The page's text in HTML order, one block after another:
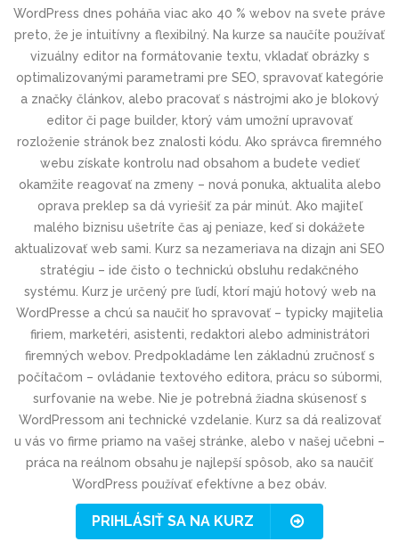
WordPress dnes poháňa viac ako 40 % webov na svete práve
preto, že je intuitívny a flexibilný. Na kurze sa naučíte používať
vizuálny editor na formátovanie textu, vkladať obrázky s
optimalizovanými parametrami pre SEO, spravovať kategórie
a značky článkov, alebo pracovať s nástrojmi ako je blokový
editor či page builder, ktorý vám umožní upravovať
rozloženie stránok bez znalosti kódu. Ako správca firemného
webu získate kontrolu nad obsahom a budete vedieť
okamžite reagovať na zmeny – nová ponuka, aktualita alebo
oprava preklep sa dá vyriešiť za pár minút. Ako majiteľ
malého biznisu ušetríte čas aj peniaze, keď si dokážete
aktualizovať web sami. Kurz sa nezameriava na dizajn ani SEO
stratégiu – ide čisto o technickú obsluhu redakčného
systému. Kurz je určený pre ľudí, ktorí majú hotový web na
WordPresse a chcú sa naučiť ho spravovať – typicky majitelia
firiem, marketéri, asistenti, redaktori alebo administrátori
firemných webov. Predpokladáme len základnú zručnosť s
počítačom – ovládanie textového editora, prácu so súbormi,
surfovanie na webe. Nie je potrebná žiadna skúsenosť s
WordPressom ani technické vzdelanie. Kurz sa dá realizovať
u vás vo firme priamo na vašej stránke, alebo v našej učebni –
práca na reálnom obsahu je najlepší spôsob, ako sa naučiť
WordPress používať efektívne a bez obáv.
PRIHLÁSIŤ SA NA KURZ